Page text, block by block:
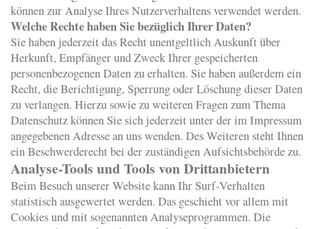
können zur Analyse Ihres Nutzerverhaltens verwendet werden.
Welche Rechte haben Sie bezüglich Ihrer Daten?
Sie haben jederzeit das Recht unentgeltlich Auskunft über
Herkunft, Empfänger und Zweck Ihrer gespeicherten
personenbezogenen Daten zu erhalten. Sie haben außerdem ein
Recht, die Berichtigung, Sperrung oder Löschung dieser Daten
zu verlangen. Hierzu sowie zu weiteren Fragen zum Thema
Datenschutz können Sie sich jederzeit unter der im Impressum
angegebenen Adresse an uns wenden. Des Weiteren steht Ihnen
ein Beschwerderecht bei der zuständigen Aufsichtsbehörde zu.
Analyse-Tools und Tools von Drittanbietern
Beim Besuch unserer Website kann Ihr Surf-Verhalten
statistisch ausgewertet werden. Das geschieht vor allem mit
Cookies und mit sogenannten Analyseprogrammen. Die